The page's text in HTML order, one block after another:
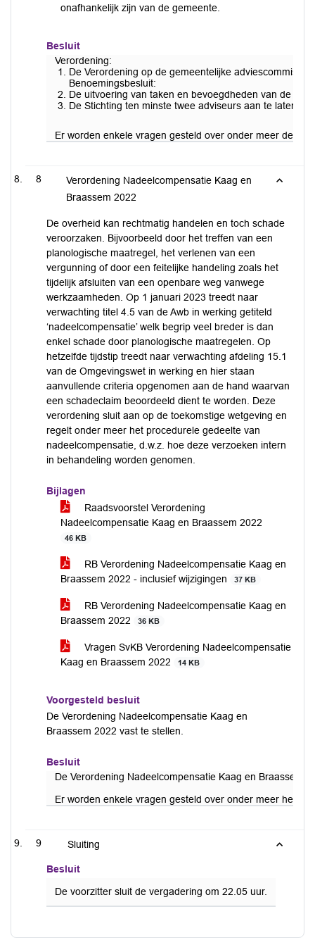
onafhankelijk zijn van de gemeente.
Besluit
Verordening:
De Verordening op de gemeentelijke
Benoemingsbesluit:
De uitvoering van taken en bevoegdheden van de
De Stichting ten minste twee adviseurs aan te laten
Er worden enkele vragen gesteld over onder meer de
8
Verordening Nadeelcompensatie Kaag en
Braassem 2022
De overheid kan rechtmatig handelen en toch schade
veroorzaken. Bijvoorbeeld door het treffen van een
planologische maatregel, het verlenen van een
vergunning of door een feitelijke handeling zoals het
tijdelijk afsluiten van een openbare weg vanwege
werkzaamheden. Op 1 januari 2023 treedt naar
verwachting titel 4.5 van de Awb in werking getiteld
‘nadeelcompensatie’ welk begrip veel breder is dan
enkel schade door planologische maatregelen. Op
hetzelfde tijdstip treedt naar verwachting afdeling 15.1
van de Omgevingswet in werking en hier staan
aanvullende criteria opgenomen aan de hand waarvan
een schadeclaim beoordeeld dient te worden. Deze
verordening sluit aan op de toekomstige wetgeving en
regelt onder meer het procedurele gedeelte van
nadeelcompensatie, d.w.z. hoe deze verzoeken intern
in behandeling worden genomen.
Bijlagen
Raadsvoorstel Verordening
Nadeelcompensatie Kaag en Braassem 2022
46 KB
RB Verordening Nadeelcompensatie Kaag en
Braassem 2022 - inclusief wijzigingen
37 KB
RB Verordening Nadeelcompensatie Kaag en
Braassem 2022
36 KB
Vragen SvKB Verordening Nadeelcompensatie
Kaag en Braassem 2022
14 KB
Voorgesteld besluit
De Verordening Nadeelcompensatie Kaag en
Braassem 2022 vast te stellen.
Besluit
De Verordening Nadeelcompensatie Kaag en Braassem
Er worden enkele vragen gesteld over onder meer het
9 Sluiting
Besluit
De voorzitter sluit de vergadering om 22.05 uur.